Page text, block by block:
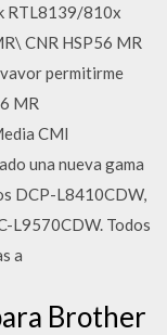
RTL8139/810x
CNR HSP56 MR
permitirme
MR
CMI
una nueva gama
DCP-L8410CDW,
L9570CDW. Todos
a
Brother